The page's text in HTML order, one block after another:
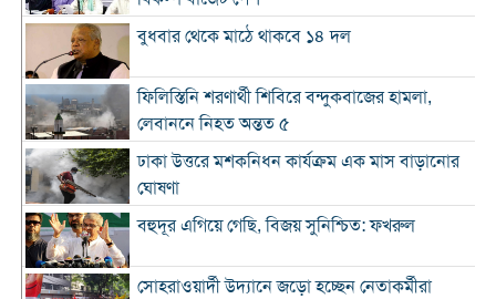
বুধবার থেকে মাঠে থাকবে ১৪ দল
ফিলিস্তিনি শরণার্থী শিবিরে বন্দুকবাজের হামলা,
লেবাননে নিহত অন্তত ৫
ঢাকা উত্তরে মশকনিধন কার্যক্রম এক মাস বাড়ানোর
ঘোষণা
বহুদূর এগিয়ে গেছি, বিজয় সুনিশ্চিত: ফখরুল
সোহরাওয়ার্দী উদ্যানে জড়ো হচ্ছেন নেতাকর্মীরা